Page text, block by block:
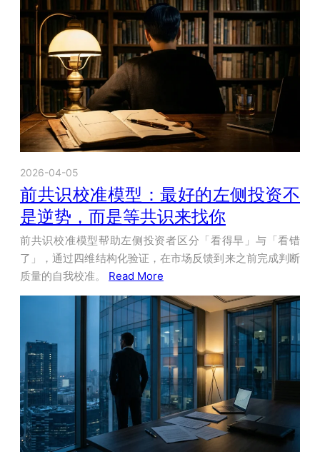
2026-04-05
前共识校准模型：最好的左侧投资不
是逆势，而是等共识来找你
前共识校准模型帮助左侧投资者区分「看得早」与「看错
了」，通过四维结构化验证，在市场反馈到来之前完成判断
质量的自我校准。 Read More